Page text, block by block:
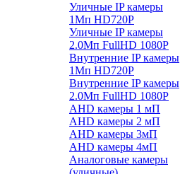
Уличные IP камеры
1Мп HD720P
Уличные IP камеры
2.0Мп FullHD 1080P
Внутренние IP камеры
1Мп HD720P
Внутренние IP камеры
2.0Мп FullHD 1080P
AHD камеры 1 мП
AHD камеры 2 мП
AHD камеры 3мП
AHD камеры 4мП
Аналоговые камеры